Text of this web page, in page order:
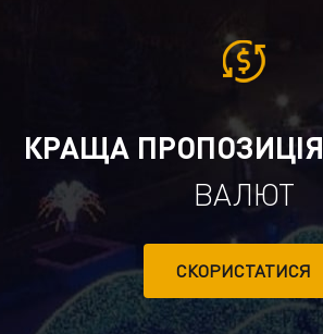
КРАЩА ПРОПОЗИЦІЯ
ВАЛЮТ
СКОРИСТАТИСЯ